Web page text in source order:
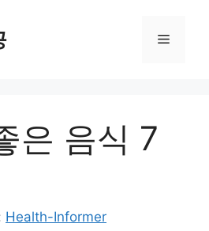
메
은 음식 7
Health-Informer